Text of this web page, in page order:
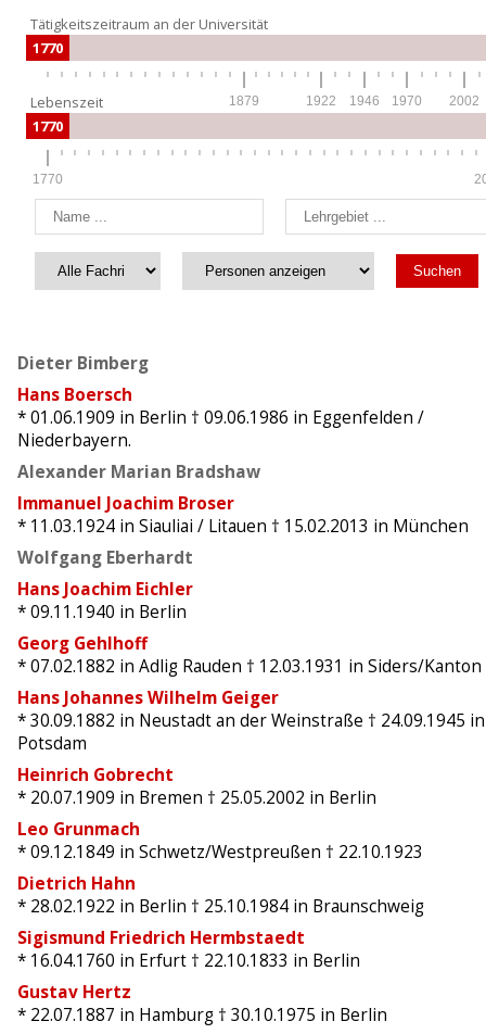
Tätigkeitszeitraum an der Universität
1770
1879 1922 1946 1970 2002
Lebenszeit
1770
1770
Dieter Bimberg
Hans Boersch
* 01.06.1909 in Berlin † 09.06.1986 in Eggenfelden /
Niederbayern.
Alexander Marian Bradshaw
Immanuel Joachim Broser
* 11.03.1924 in Siauliai / Litauen † 15.02.2013 in München
Wolfgang Eberhardt
Hans Joachim Eichler
* 09.11.1940 in Berlin
Georg Gehlhoff
* 07.02.1882 in Adlig Rauden † 12.03.1931 in Siders/Kanton
Hans Johannes Wilhelm Geiger
* 30.09.1882 in Neustadt an der Weinstraße † 24.09.1945 in
Potsdam
Heinrich Gobrecht
* 20.07.1909 in Bremen † 25.05.2002 in Berlin
Leo Grunmach
* 09.12.1849 in Schwetz/Westpreußen † 22.10.1923
Dietrich Hahn
* 28.02.1922 in Berlin † 25.10.1984 in Braunschweig
Sigismund Friedrich Hermbstaedt
* 16.04.1760 in Erfurt † 22.10.1833 in Berlin
Gustav Hertz
* 22.07.1887 in Hamburg † 30.10.1975 in Berlin